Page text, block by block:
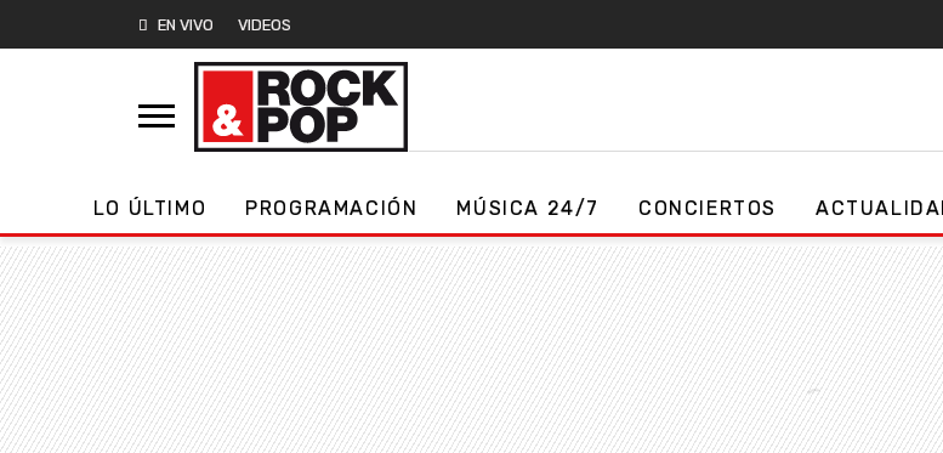
EN VIVO VIDEOS
LO ÚLTIMO PROGRAMACIÓN MÚSICA 24/7 CONCIERTOS